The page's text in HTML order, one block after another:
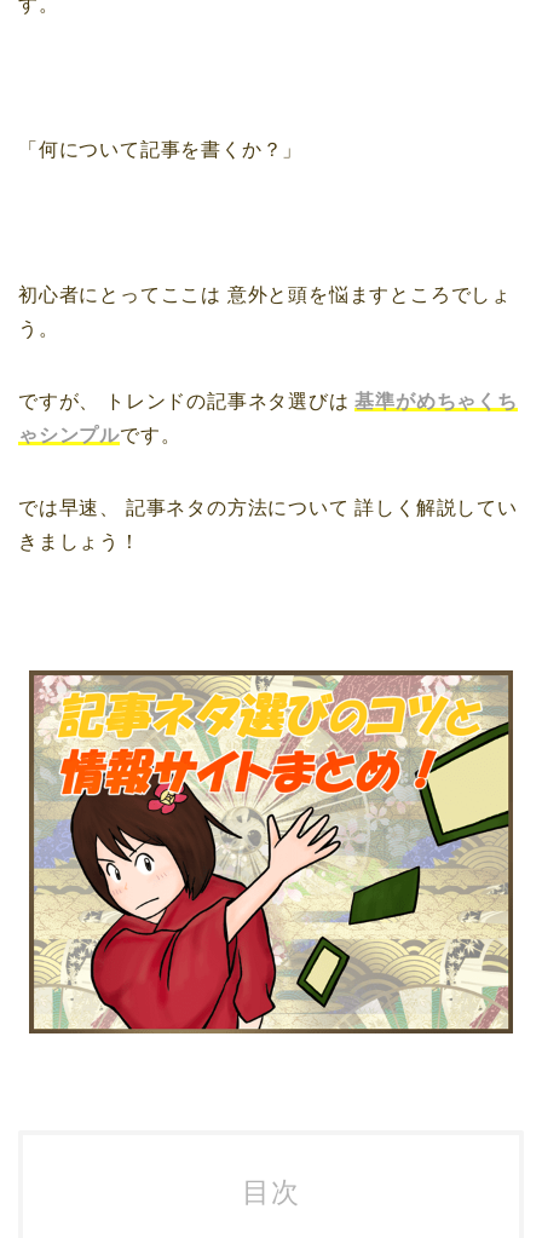
す。
「何について記事を書くか？」
初心者にとってここは 意外と頭を悩ますところでしょ
う。
ですが、 トレンドの記事ネタ選びは 基準がめちゃくち
ゃシンプルです。
では早速、 記事ネタの方法について 詳しく解説してい
きましょう！
目次